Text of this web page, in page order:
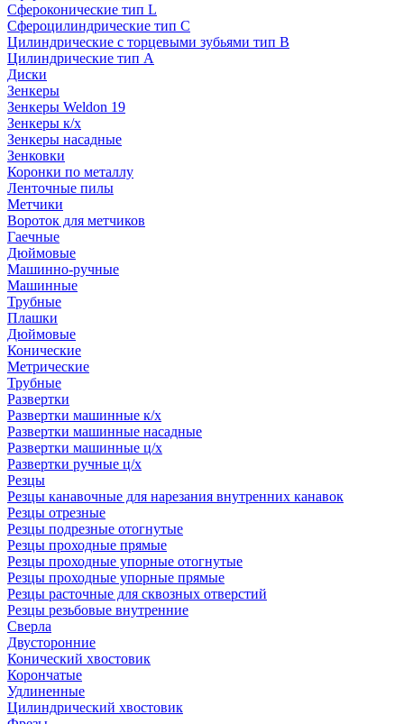
Сфероконические тип L
Сфероцилиндрические тип C
Цилиндрические с торцевыми зубьями тип B
Цилиндрические тип А
Диски
Зенкеры
Зенкеры Weldon 19
Зенкеры к/х
Зенкеры насадные
Зенковки
Коронки по металлу
Ленточные пилы
Метчики
Вороток для метчиков
Гаечные
Дюймовые
Машинно-ручные
Машинные
Трубные
Плашки
Дюймовые
Конические
Метрические
Трубные
Развертки
Развертки машинные к/х
Развертки машинные насадные
Развертки машинные ц/х
Развертки ручные ц/х
Резцы
Резцы канавочные для нарезания внутренних канавок
Резцы отрезные
Резцы подрезные отогнутые
Резцы проходные прямые
Резцы проходные упорные отогнутые
Резцы проходные упорные прямые
Резцы расточные для сквозных отверстий
Резцы резьбовые внутренние
Сверла
Двусторонние
Конический хвостовик
Корончатые
Удлиненные
Цилиндрический хвостовик